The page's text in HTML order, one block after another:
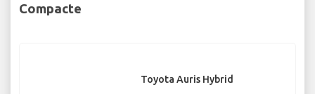
Compacte
Toyota Auris Hybrid